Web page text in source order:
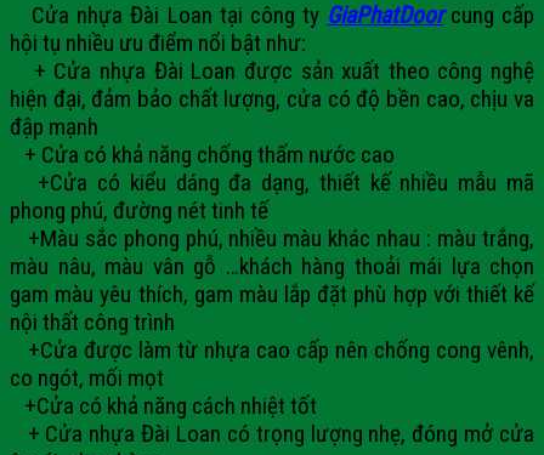
Cửa nhựa Đài Loan tại công ty GiaPhatDoorcung cấp
hội tụ nhiều ưu điểm nổi bật như:
+ Cửa nhựa Đài Loan được sản xuất theo công nghệ
hiện đại, đảm bảo chất lượng, cửa có độ bền cao, chịu va
đập mạnh
+ Cửa có khả năng chống thấm nước cao
+Cửa có kiểu dáng đa dạng, thiết kế nhiều mẫu mã
phong phú, đường nét tinh tế
+Màu sắc phong phú, nhiều màu khác nhau : màu trắng,
màu nâu, màu vân gỗ …khách hàng thoải mái lựa chọn
gam màu yêu thích, gam màu lắp đặt phù hợp với thiết kế
nội thất công trình
+Cửa được làm từ nhựa cao cấp nên chống cong vênh,
co ngót, mối mọt
+Cửa có khả năng cách nhiệt tốt
+ Cửa nhựa Đài Loan có trọng lượng nhẹ, đóng mở cửa